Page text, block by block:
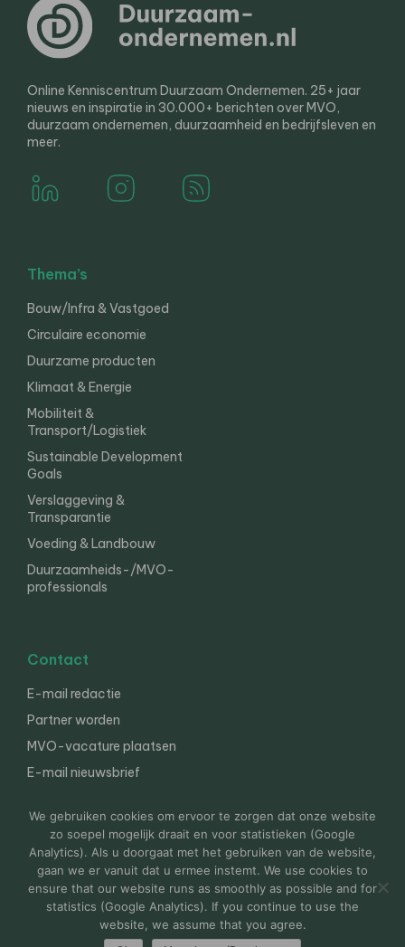
Online Kenniscentrum Duurzaam Ondernemen. 25+ jaar
nieuws en inspiratie in 30.000+ berichten over MVO,
duurzaam ondernemen, duurzaamheid en bedrijfsleven en
meer.
Thema’s
Bouw/Infra & Vastgoed
Circulaire economie
Duurzame producten
Klimaat & Energie
Mobiliteit &
Transport/Logistiek
Sustainable Development
Goals
Verslaggeving &
Transparantie
Voeding & Landbouw
Duurzaamheids-/MVO-
professionals
Contact
E-mail redactie
Partner worden
MVO-vacature plaatsen
E-mail nieuwsbrief
© 2000-2026 Van der Molen EIS Colofon
Disclaimer
Privacy
We gebruiken cookies om ervoor te zorgen dat onze website
zo soepel mogelijk draait en voor statistieken (Google
Analytics). Als u doorgaat met het gebruiken van de website,
gaan we er vanuit dat u ermee instemt. We use cookies to
ensure that our website runs as smoothly as possible and for
statistics (Google Analytics). If you continue to use the
website, we assume that you agree.